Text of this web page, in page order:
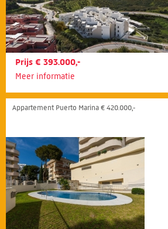
Prijs € 393.000,-
Meer informatie
Appartement Puerto Marina € 420.000,-